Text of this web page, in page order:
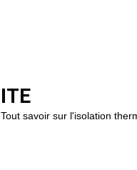
ITE
Tout savoir sur l'isolation